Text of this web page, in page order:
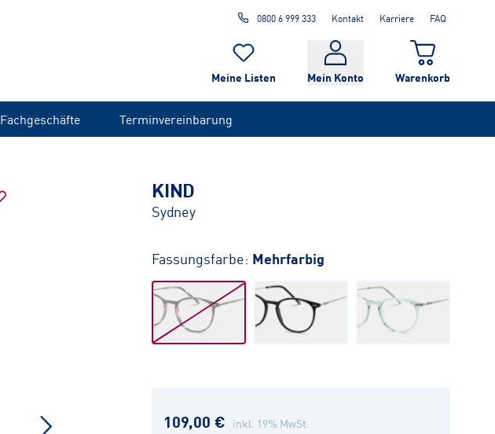
0800 6 999 333 Kontakt Karriere FAQ
Meine Listen Mein Konto Warenkorb
Fachgeschäfte Terminvereinbarung
KIND
Sydney
Fassungsfarbe: Mehrfarbig
109,00 € inkl. 19% MwSt.